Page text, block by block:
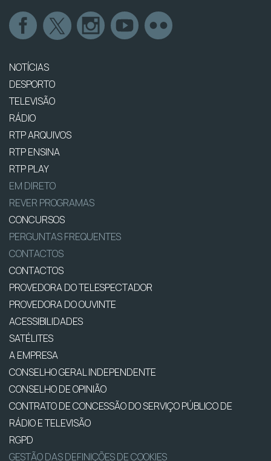
NOTÍCIAS
DESPORTO
TELEVISÃO
RÁDIO
RTP ARQUIVOS
RTP ENSINA
RTP PLAY
EM DIRETO
REVER PROGRAMAS
CONCURSOS
PERGUNTAS FREQUENTES
CONTACTOS
CONTACTOS
PROVEDORA DO TELESPECTADOR
PROVEDORA DO OUVINTE
ACESSIBILIDADES
SATÉLITES
A EMPRESA
CONSELHO GERAL INDEPENDENTE
CONSELHO DE OPINIÃO
CONTRATO DE CONCESSÃO DO SERVIÇO PÚBLICO DE
RÁDIO E TELEVISÃO
RGPD
GESTÃO DAS DEFINIÇÕES DE COOKIES